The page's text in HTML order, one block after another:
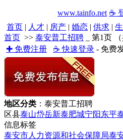
www.tainfo.net ☕
首页 | 人才 | 房产 | 婚恋 | 供求 |
首页 >> 泰安普工招聘 _ 第1页
✚ 免费注册
☕ 快速登录 - 免费
地区分类 ：泰安普工招聘
区县泰山岱岳新泰肥城宁阳东平
信息标签
泰安市人力资源和社会保障局泰